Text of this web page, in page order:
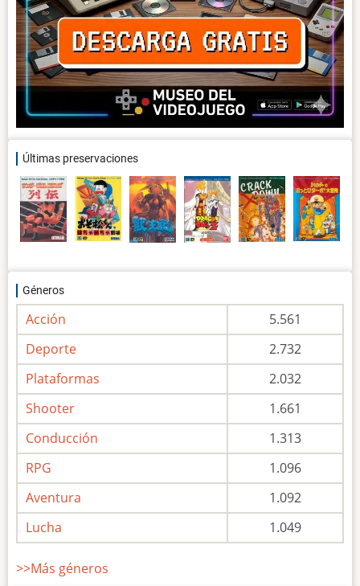
Últimas preservaciones
Géneros
Acción
5.561
Deporte
2.732
Plataformas
2.032
Shooter
1.661
Conducción
1.313
RPG
1.096
Aventura
1.092
Lucha
1.049
>>Más géneros